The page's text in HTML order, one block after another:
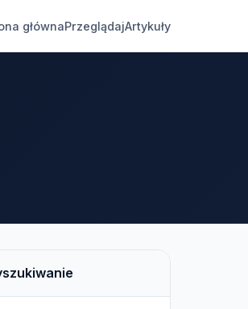
głównaPrzeglądajArtykuły